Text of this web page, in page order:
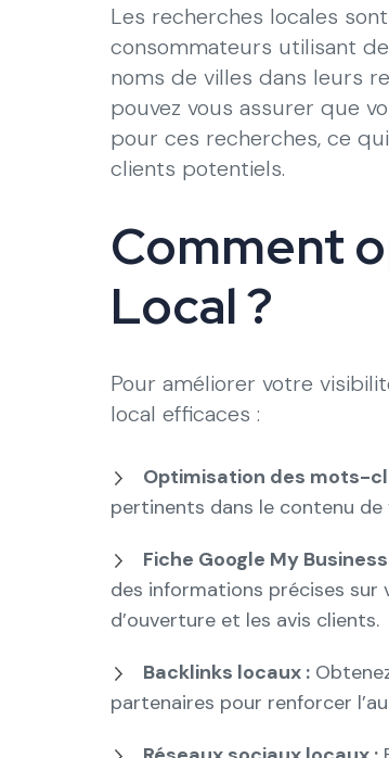
Les recherches locales
consommateurs utilisant
noms de villes dans leurs
pouvez vous assurer que
pour ces recherches, ce
clients potentiels.
Comment
Local ?
Pour améliorer votre
local efficaces :
Optimisation des mots-
pertinents dans le contenu
Fiche Google My
des informations précises sur
d’ouverture et les avis clients.
Backlinks locaux :
partenaires pour renforcer